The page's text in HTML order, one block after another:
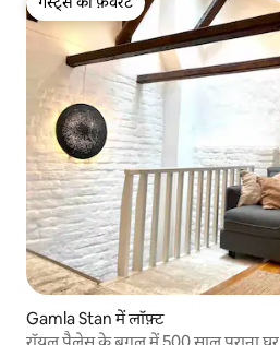
गेस्ट्स की फ़ेवरेट
Gamla Stan में लॉफ़्ट